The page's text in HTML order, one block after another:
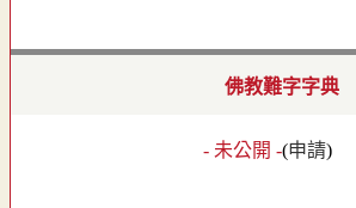
佛教難字字典
- 未公開 -(申請)